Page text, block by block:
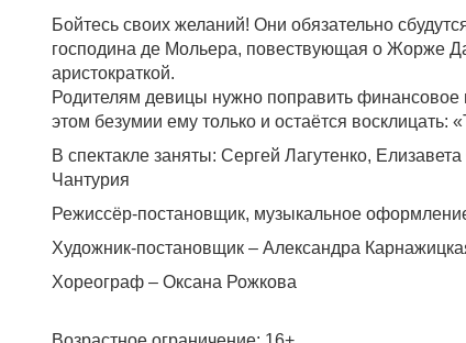
Бойтесь своих желаний! Они обязательно
господина де Мольера, повествующая о Жорже
аристократкой.
Родителям девицы нужно поправить
этом безумии ему только и остаётся
В спектакле заняты: Сергей Лагутенко,
Чантурия
Режиссёр-постановщик, музыкальное
Художник-постановщик – Александра
Хореограф – Оксана Рожкова